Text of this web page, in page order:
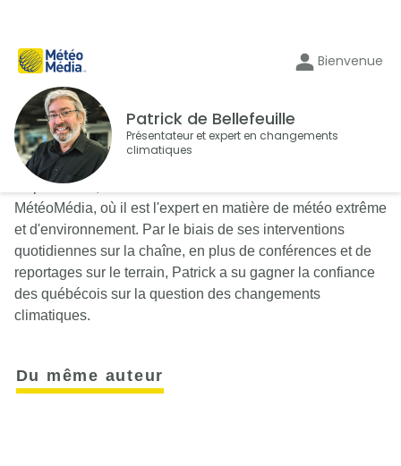
Bienvenue
Patrick de Bellefeuille
Présentateur et expert en changements
climatiques
Depuis 1988, Patrick de Bellefeuille est à l'antenne de
MétéoMédia, où il est l'expert en matière de météo extrême
et d'environnement. Par le biais de ses interventions
quotidiennes sur la chaîne, en plus de conférences et de
reportages sur le terrain, Patrick a su gagner la confiance
des québécois sur la question des changements
climatiques.
Du même auteur